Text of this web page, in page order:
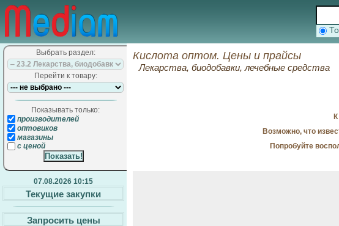
Выбрать раздел:
Перейти к товару:
Показывать только:
производителей
оптовиков
магазины
с ценой
07.08.2026 10:15
Текущие закупки
Запросить цены
Кислота оптом. Цены и прайсы
Лекарства, биодобавки, лечебные средства
Возможно, что
Попробуйте